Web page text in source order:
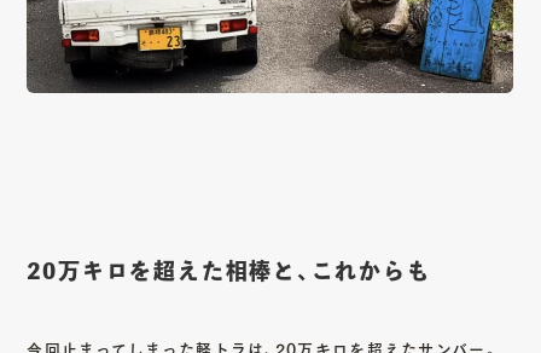
20万キロを超えた相棒と、これからも
今回止まってしまった軽トラは、20万キロを超えたサンバー。